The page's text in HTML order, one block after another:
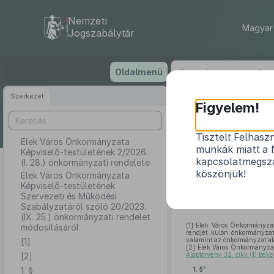
tartalomra
Nemzeti
Jogszabálytár
Oldalmenü
Szerkezet
Elek Város Önkormányzata
Képviselő-testületének 2/2026.
(I. 28.) önkormányzati rendelete
Elek Város Önkormányzata
Képviselő-testületének
Szervezeti és Működési
Szabályzatáról szóló 20/2023.
(IX. 25.) önkormányzati rendelet
módosításáról
[1]
[2]
1. §
Elek
Elek Város
[1] Elek Város
rendjét külön
valamint az önkormányzat
[2] Elek Város
Alaptörvény 32. cikk (1)
1. §2
Figyelem!
Tisztelt
munkák miatt a
köszönjük!